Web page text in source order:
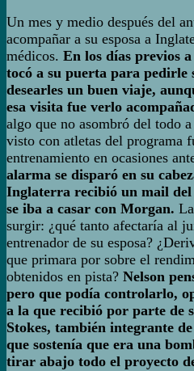
Un mes y medio después del
acompañar a su esposa a
médicos. En los días previos
tocó a su puerta para pedirle
desearles un buen viaje,
esa visita fue verlo
algo que no asombró del todo
visto con atletas del programa
entrenamiento en ocasiones
alarma se disparó en su
Inglaterra recibió un mail del
se iba a casar con Morgan.
surgir: ¿qué tanto afectaría al
entrenador de su esposa?
que primara por sobre el
obtenidos en pista? Nelson
pero que podía controlarlo,
a la que recibió por parte de
Stokes, también integrante
que sostenía que era una
tirar abajo todo el proyecto